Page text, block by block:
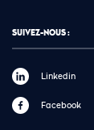
SUIVEZ-NOUS :
Linkedin
Facebook